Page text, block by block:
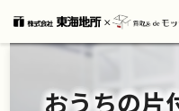
おうちの片